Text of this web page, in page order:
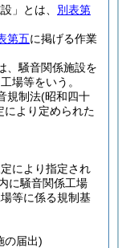
」とは、 別表第
第五に掲げる作業
、騒音関係施設を
場等をいう。
規制法(昭和四十
により定められた
により指定され
に騒音関係工場
等に係る規制基
の届出)